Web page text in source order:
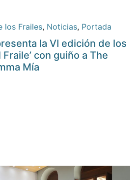
los Frailes, Noticias, Portada
la VI edición de los
con guiño a The
Mía